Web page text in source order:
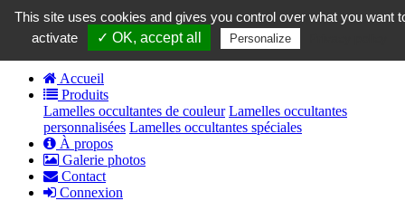
contact@grillamelle.fr
Panier
0
Accueil
Produits
Lamelles occultantes de couleur Lamelles occultantes
personnalisées Lamelles occultantes spéciales
À propos
Galerie photos
Contact
Connexion
This site uses cookies and gives you control over what you want
activate
✓ OK, accept all Personalize